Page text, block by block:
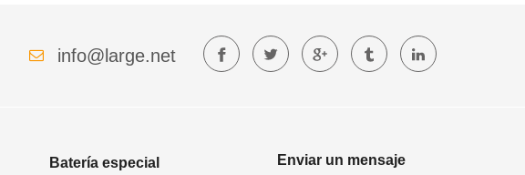
info@large.net
Batería especial Enviar un mensaje